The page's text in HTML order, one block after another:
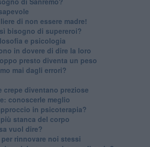
di non essere madre!
bisogno di supereroi?
e psicologia
in dovere di dire la loro
presto diventa un peso
mai dagli errori?
diventano preziose
conoscerle meglio
in psicoterapia?
stanca del corpo
vuol dire?
rinnovare noi stessi